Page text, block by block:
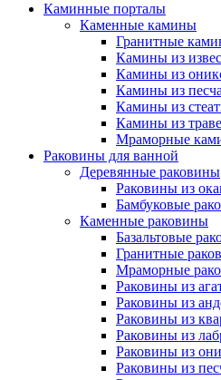
Каминные порталы
Каменные камины
Гранитные
Камины из
Камины из
Камины из
Камины из
Камины из
Мраморные
Раковины для ванной
Деревянные раковины
Раковины из
Бамбуковые
Каменные раковины
Базальтовые
Гранитные
Мраморные
Раковины из
Раковины из
Раковины из
Раковины из
Раковины из
Раковины из